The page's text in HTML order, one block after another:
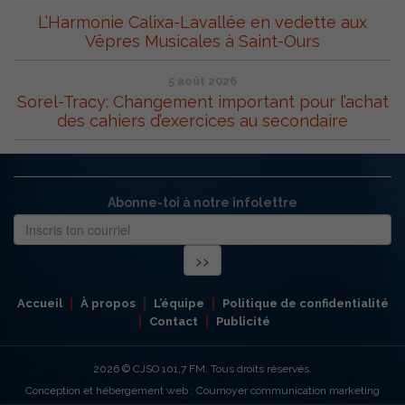
L’Harmonie Calixa-Lavallée en vedette aux
Vêpres Musicales à Saint-Ours
5 août 2026
Sorel-Tracy: Changement important pour l’achat
des cahiers d’exercices au secondaire
Abonne-toi à notre infolettre
Accueil À propos L’équipe
Politique de confidentialité
Contact
Publicité
2026 © CJSO 101,7 FM. Tous droits réservés.
Conception et hébergement web : Cournoyer communication marketing